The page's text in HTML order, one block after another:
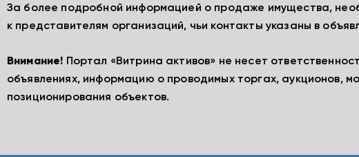
За более подробной информацией о продаже имущества,
к представителям организаций, чьи контакты указаны в
Внимание! Портал «Витрина активов» не несет
объявлениях, информацию о проводимых торгах, аукционов,
позиционирования объектов.